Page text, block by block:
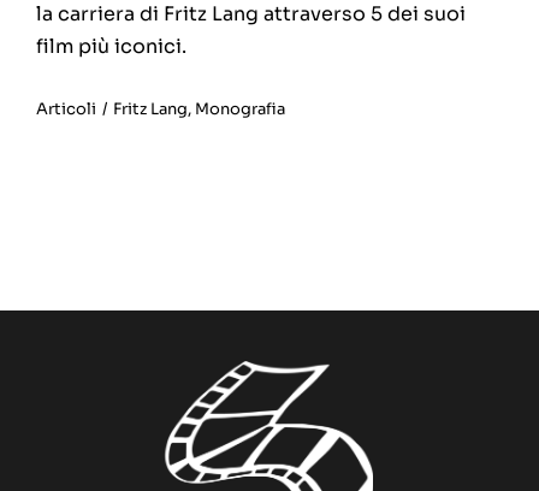
la carriera di Fritz Lang attraverso 5 dei suoi
film più iconici.
Articoli / Fritz Lang, Monografia